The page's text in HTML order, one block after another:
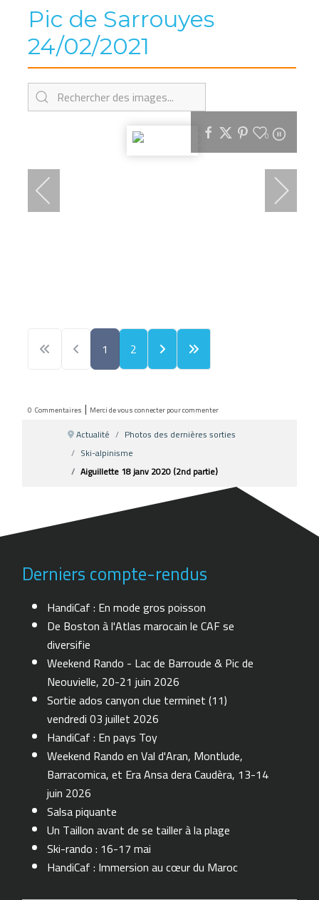
Pic de Sarrouyes
24/02/2021
0
1 2
0 Commentaires | Merci de vous connecter pour commenter
Actualité
Photos des dernières sorties
Ski-alpinisme
Aiguillette 18 janv 2020 (2nd partie)
Derniers compte-rendus
HandiCaf : En mode gros poisson
De Boston à l'Atlas marocain le CAF se
diversifie
Weekend Rando - Lac de Barroude & Pic de
Neouvielle, 20-21 juin 2026
Sortie ados canyon clue terminet (11)
vendredi 03 juillet 2026
HandiCaf : En pays Toy
Weekend Rando en Val d'Aran, Montlude,
Barracomica, et Era Ansa dera Caudèra, 13-14
juin 2026
Salsa piquante
Un Taillon avant de se tailler à la plage
Ski-rando : 16-17 mai
HandiCaf : Immersion au cœur du Maroc